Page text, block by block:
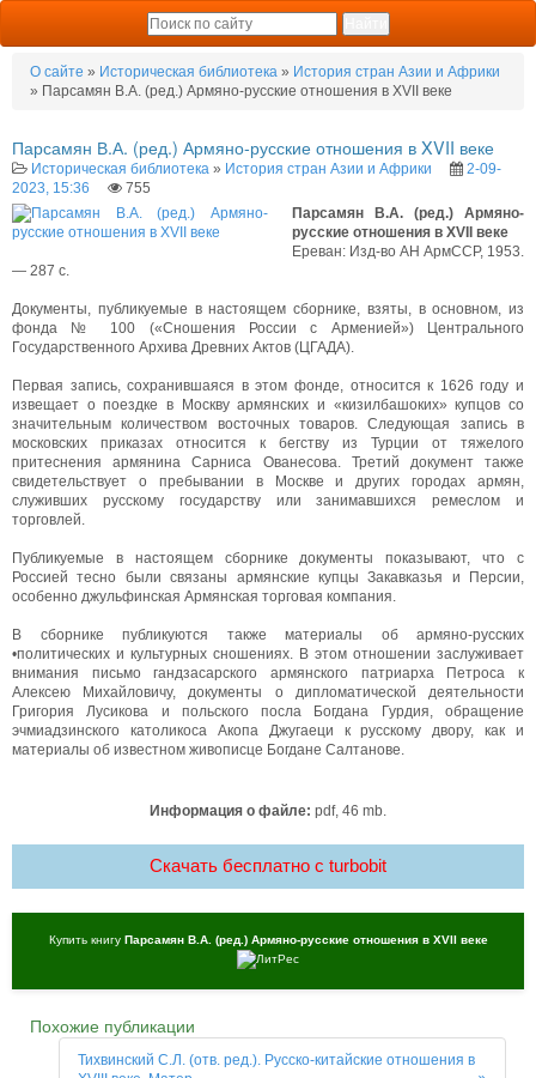
О сайте » Историческая библиотека » История стран Азии и Африки
» Парсамян В.А. (ред.) Армяно-русские отношения в XVII веке
Парсамян В.А. (ред.) Армяно-русские отношения в XVII веке
Историческая библиотека » История стран Азии и Африки
2-09-
2023, 15:36
755
Парсамян В.А. (ред.) Армяно-
русские отношения в XVII веке
Ереван: Изд-во АН АрмССР, 1953.
— 287 с.
Документы, публикуемые в настоящем сборнике, взяты, в основном, из
фонда № 100 («Сношения России с Арменией») Центрального
Государственного Архива Древних Актов (ЦГАДА).
Первая запись, сохранившаяся в этом фонде, относится к 1626 году и
извещает о поездке в Москву армянских и «кизилбашоких» купцов со
значительным количеством восточных товаров. Следующая запись в
московских приказах относится к бегству из Турции от тяжелого
притеснения армянина Сарниса Ованесова. Третий документ также
свидетельствует о пребывании в Москве и других городах армян,
служивших русскому государству или занимавшихся ремеслом и
торговлей.
Публикуемые в настоящем сборнике документы показывают, что с
Россией тесно были связаны армянские купцы Закавказья и Персии,
особенно джульфинская Армянская торговая компания.
В сборнике публикуются также материалы об армяно-русских
•политических и культурных сношениях. В этом отношении заслуживает
внимания письмо гандзасарского армянского патриарха Петроса к
Алексею Михайловичу, документы о дипломатической деятельности
Григория Лусикова и польского посла Богдана Гурдия, обращение
эчмиадзинского католикоса Акопа Джугаеци к русскому двору, как и
материалы об известном живописце Богдане Салтанове.
Информация о файле: pdf, 46 mb.
Скачать бесплатно c turbobit
Купить книгу Парсамян В.А. (ред.) Армяно-русские отношения в XVII веке
Похожие публикации
Тихвинский С.Л. (отв. ред.). Русско-китайские отношения в